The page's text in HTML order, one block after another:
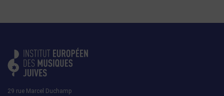
29 rue Marcel Duchamp